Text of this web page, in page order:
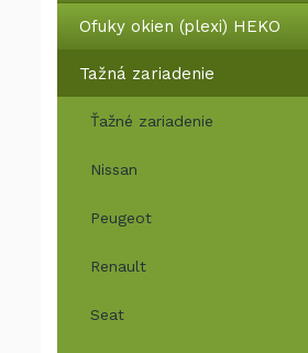
Ofuky okien (plexi) HEKO
Tažná zariadenie
Ťažné zariadenie
Nissan
Peugeot
Renault
Seat